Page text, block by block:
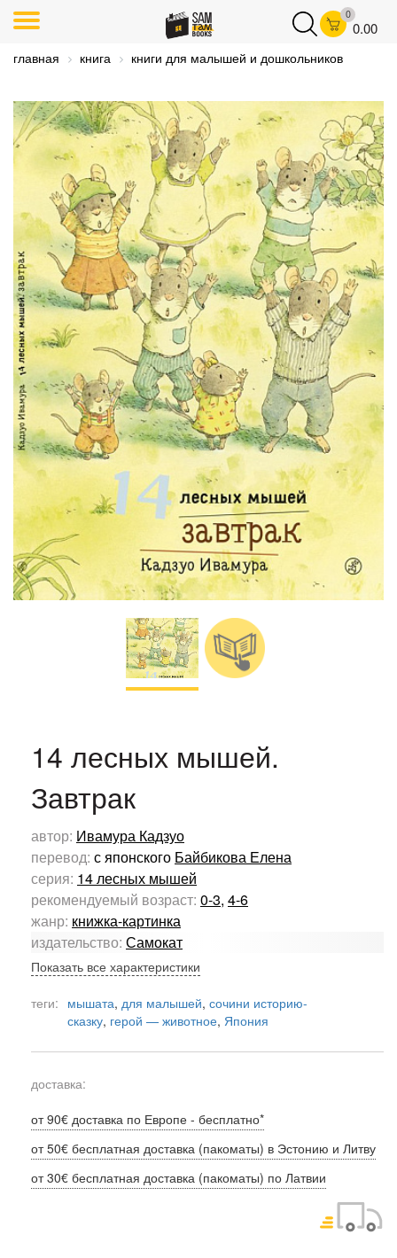
0
0.00
главная книга книги для малышей и дошкольников
14 лесных мышей.
Завтрак
автор: Ивамура Кадзуо
перевод: с японского Байбикова Елена
серия: 14 лесных мышей
рекомендуемый возраст: 0-3, 4-6
жанр: книжка-картинка
издательство: Самокат
Показать все характеристики
теги: мышата, для малышей, сочини историю-
сказку, герой — животное, Япония
доставка:
от 90€ доставка по Европе - бесплатно*
от 50€ бесплатная доставка (пакоматы) в Эстонию и Литву
от 30€ бесплатная доставка (пакоматы) по Латвии